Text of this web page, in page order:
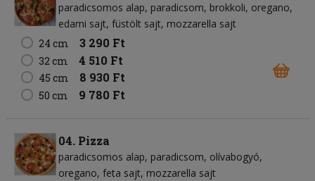
paradicsomos alap paradicsom brokkoli oregano
edami sajt füstölt sajt mozzarella sajt
24 cm
3 290 Ft
32 cm 4 510 Ft
45 cm 8 930 Ft
50 cm 9 780 Ft
04. Pizza
paradicsomos alap paradicsom olívabogyó
oregano feta sajt mozzarella sajt